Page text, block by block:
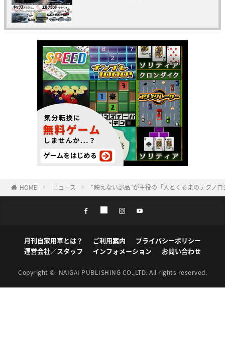
HOME ニュース “映えない部品”が主役の「人とくるまのテクノ
月刊自家用車とは？ ご利用案内
プライバシーポリシー
運営会社／スタッフ
インフォメーション お問い合わせ
Copyright © NAIGAI PUBLISHING CO.,LTD. All rights reserved.